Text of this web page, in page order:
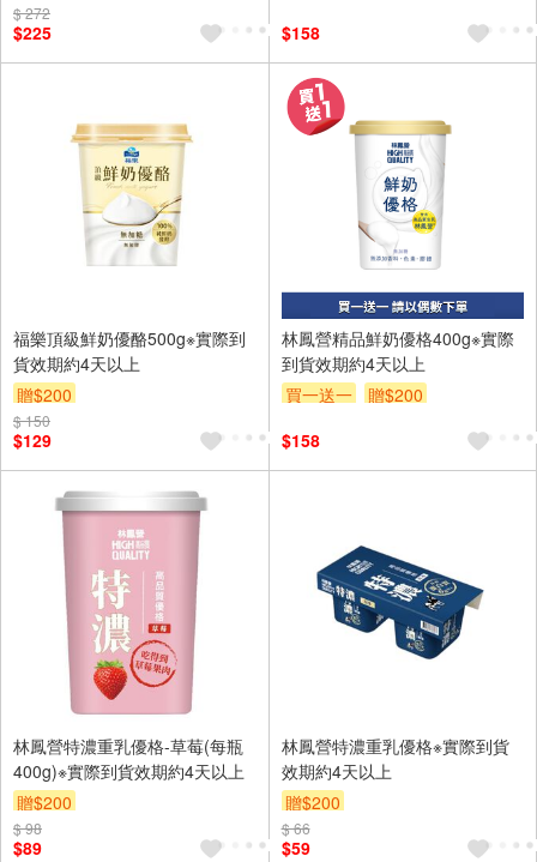
$ 272
$225
$158
福樂頂級鮮奶優酪500g※實際到
貨效期約4天以上
贈$200
$ 150
$129
林鳳營精品鮮奶優格400g※實際
到貨效期約4天以上
買一送一
贈$200
$158
林鳳營特濃重乳優格-草莓(每瓶
400g)※實際到貨效期約4天以上
贈$200
$ 98
$89
林鳳營特濃重乳優格※實際到貨
效期約4天以上
贈$200
$ 66
$59